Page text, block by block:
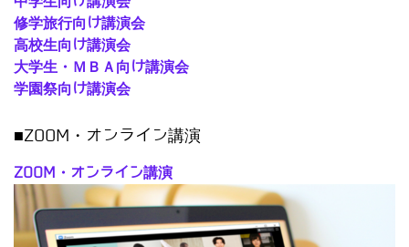
修学旅行向け講演会
高校生向け講演会
大学生・ＭＢＡ向け講演会
学園祭向け講演会
■ZOOM・オンライン講演
ZOOM・オンライン講演